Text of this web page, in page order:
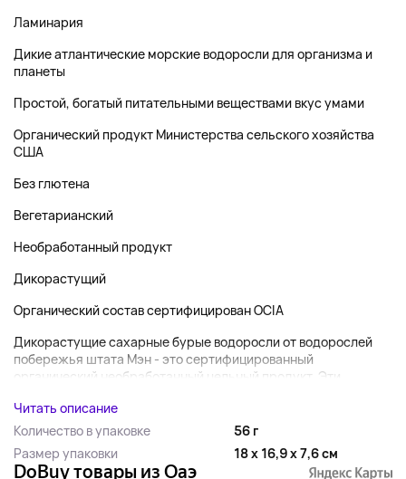
Ламинария
Дикие атлантические морские водоросли для организма и
планеты
Простой, богатый питательными веществами вкус умами
Органический продукт Министерства сельского хозяйства
США
Без глютена
Вегетарианский
Необработанный продукт
Дикорастущий
Органический состав сертифицирован OCIA
Дикорастущие сахарные бурые водоросли от водорослей
побережья штата Мэн - это сертифицированный
органический необработанный цельный продукт. Эти...
Читать описание
Количество в упаковке
56 г
Размер упаковки
18 x 16,9 x 7,6 см